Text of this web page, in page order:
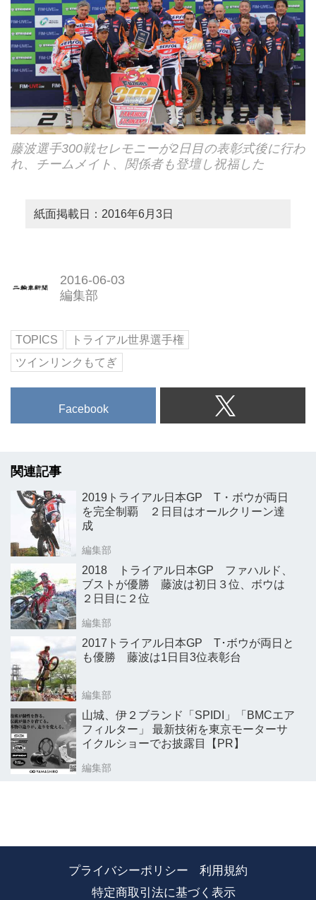
藤波選手300戦セレモニーが2日目の表彰式後に行わ
れ、チームメイト、関係者も登壇し祝福した
紙面掲載日：2016年6月3日
2016-06-03
編集部
TOPICS
トライアル世界選手権
ツインリンクもてぎ
Facebook
関連記事
2019トライアル日本GP T・ボウが両日
を完全制覇 ２日目はオールクリーン達
成
編集部
2018 トライアル日本GP ファハルド、
ブストが優勝 藤波は初日３位、ボウは
２日目に２位
編集部
2017トライアル日本GP T･ボウが両日と
も優勝 藤波は1日目3位表彰台
編集部
山城、伊２ブランド「SPIDI」「BMCエア
フィルター」 最新技術を東京モーターサ
イクルショーでお披露目【PR】
編集部
プライバシーポリシー
利用規約
特定商取引法に基づく表示